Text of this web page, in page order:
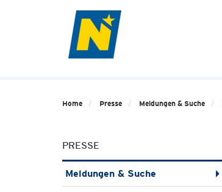
Home Presse Meldungen & Suche
PRESSE
Meldungen & Suche